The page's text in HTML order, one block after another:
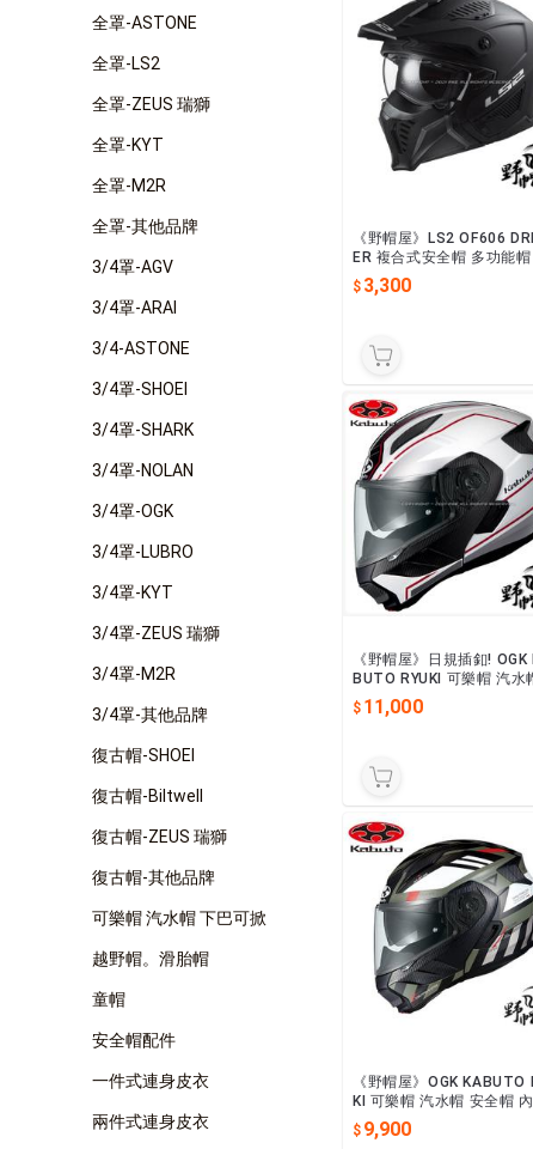
全罩-ASTONE
全罩-LS2
全罩-ZEUS 瑞獅
全罩-KYT
全罩-M2R
全罩-其他品牌
3/4罩-AGV
3/4罩-ARAI
3/4-ASTONE
3/4罩-SHOEI
3/4罩-SHARK
3/4罩-NOLAN
3/4罩-OGK
3/4罩-LUBRO
3/4罩-KYT
3/4罩-ZEUS 瑞獅
3/4罩-M2R
3/4罩-其他品牌
復古帽-SHOEI
復古帽-Biltwell
復古帽-ZEUS 瑞獅
復古帽-其他品牌
可樂帽 汽水帽 下巴可掀
越野帽。滑胎帽
童帽
安全帽配件
一件式連身皮衣
兩件式連身皮衣
《野帽屋》LS2 OF606
ER 複合式安全帽 多功能帽
巴可拆 。消光黑
3,300
《野帽屋》日規插釦! OGK
BUTO RYUKI 可樂帽 汽水
安全帽 內墨片 眼鏡溝 龍崎
EAM 白紅
11,000
《野帽屋》OGK KABUTO
KI 可樂帽 汽水帽 安全帽 內
片 眼鏡溝 龍崎。ALERT 灰
9,900